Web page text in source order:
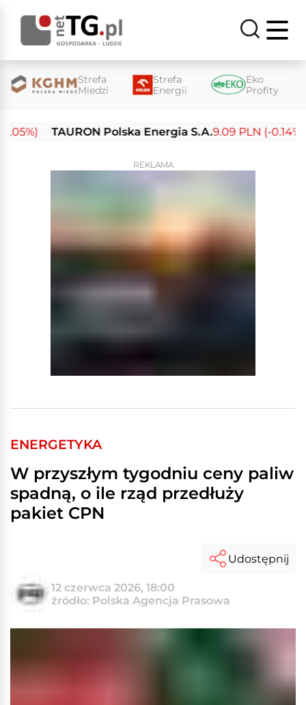
Strefa
Miedzi
Strefa
Energii
Eko
Profity
TAURON Polska Energia S.A.9.09 PLN (-0.14%)
REKLAMA
ENERGETYKA
W przyszłym tygodniu ceny paliw
spadną, o ile rząd przedłuży
pakiet CPN
12 czerwca 2026, 18:00
źródło: Polska Agencja Prasowa
Udostępnij